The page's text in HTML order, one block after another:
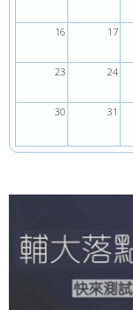
16 17
23 24
30 31